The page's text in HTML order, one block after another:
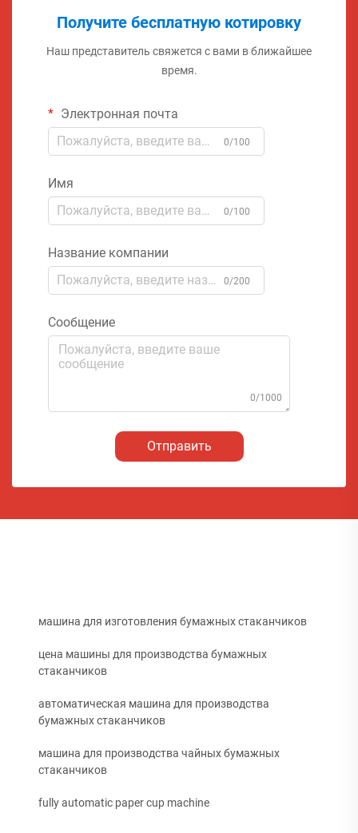
Получите бесплатную котировку
Наш представитель свяжется с вами в ближайшее
время.
Электронная почта
0/100
Имя
0/100
Название компании
0/200
Сообщение
0/1000
Отправить
машина для изготовления бумажных стаканчиков
цена машины для производства бумажных
стаканчиков
автоматическая машина для производства
бумажных стаканчиков
машина для производства чайных бумажных
стаканчиков
fully automatic paper cup machine